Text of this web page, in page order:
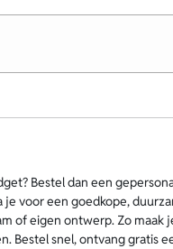
Bestel dan een
voor een goedkope,
of eigen ontwerp. Zo
Bestel snel, ontvang